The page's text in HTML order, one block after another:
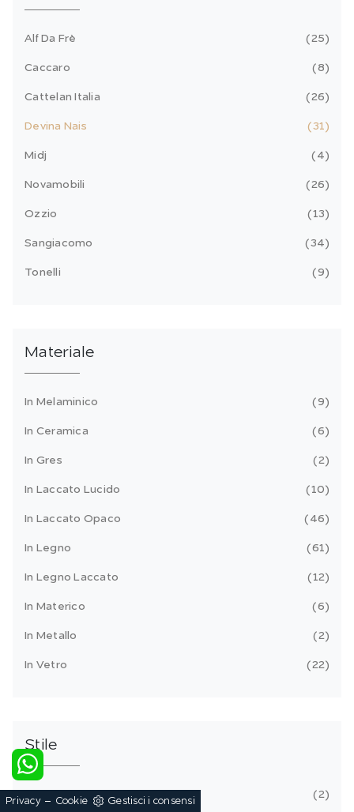
Alf Da Frè 25
Caccaro 8
Cattelan Italia 26
Devina Nais 31
Midj 4
Novamobili 26
Ozzio 13
Sangiacomo 34
Tonelli 9
Materiale
In Melaminico 9
In Ceramica 6
In Gres 2
In Laccato Lucido 10
In Laccato Opaco 46
In Legno 61
In Legno Laccato 12
In Materico 6
In Metallo 2
In Vetro 22
Stile
Classiche 2
Privacy- Cookie Gestisci i consensi